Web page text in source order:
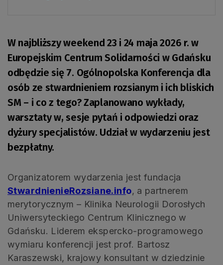
W najbliższy weekend 23 i 24 maja 2026 r. w
Europejskim Centrum Solidarności w Gdańsku
odbędzie się 7. Ogólnopolska Konferencja dla
osób ze stwardnieniem rozsianym i ich bliskich
SM – i co z tego? Zaplanowano wykłady,
warsztaty w, sesje pytań i odpowiedzi oraz
dyżury specjalistów. Udział w wydarzeniu jest
bezpłatny.
Organizatorem wydarzenia jest fundacja
StwardnienieRozsiane.info, a partnerem
merytorycznym – Klinika Neurologii Dorosłych
Uniwersyteckiego Centrum Klinicznego w
Gdańsku. Liderem ekspercko-programowego
wymiaru konferencji jest prof. Bartosz
Karaszewski, krajowy konsultant w dziedzinie